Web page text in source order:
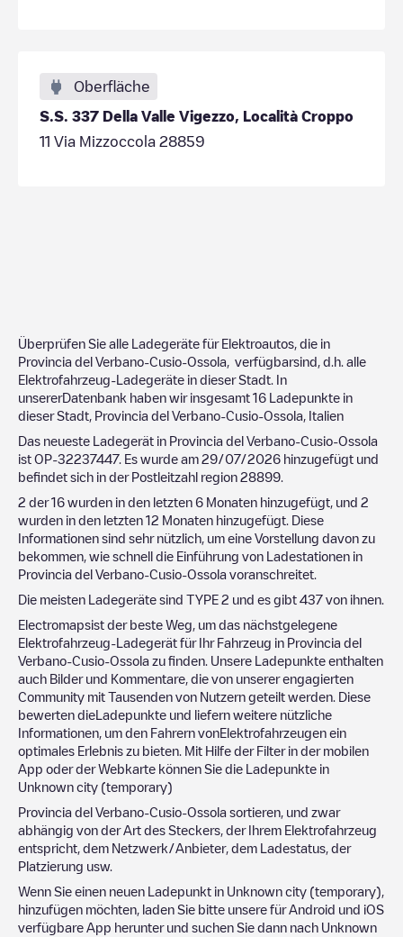
Oberfläche
S.S. 337 Della Valle Vigezzo, Località Croppo
11 Via Mizzoccola 28859
Überprüfen Sie alle Ladegeräte für Elektroautos, die in
Provincia del Verbano-Cusio-Ossola , verfügbarsind, d.h. alle
Elektrofahrzeug-Ladegeräte in dieser Stadt. In
unsererDatenbank haben wir insgesamt 16 Ladepunkte in
dieser Stadt, Provincia del Verbano-Cusio-Ossola Italien
Das neueste Ladegerät in Provincia del Verbano-Cusio-Ossola
ist OP-32237447. Es wurde am 29/07/2026 hinzugefügt und
befindet sich in der Postleitzahl region 28899
2 der16 wurden in den letzten 6 Monaten hinzugefügt, und 2
wurden in den letzten 12 Monaten hinzugefügt. Diese
Informationen sind sehr nützlich, um eine Vorstellung davon zu
bekommen, wie schnell die Einführung von Ladestationen in
Provincia del Verbano-Cusio-Ossola voranschreitet.
Die meisten Ladegeräte sind TYPE 2 und es gibt 437 von ihnen.
Electromapsist der beste Weg, um das nächstgelegene
Elektrofahrzeug-Ladegerät für Ihr Fahrzeug in Provincia del
Verbano-Cusio-Ossola zu finden. Unsere Ladepunkte enthalten
auch Bilder und Kommentare, die von unserer engagierten
Community mit Tausenden von Nutzern geteilt werden. Diese
bewerten dieLadepunkte und liefern weitere nützliche
Informationen, um den Fahrern vonElektrofahrzeugen ein
optimales Erlebnis zu bieten. Mit Hilfe der Filter in der mobilen
App oder der Webkarte können Sie die Ladepunkte in
Unknown city (temporary)
Provincia del Verbano-Cusio-Ossola sortieren, und zwar
abhängig von der Art des Steckers, der Ihrem Elektrofahrzeug
entspricht, dem Netzwerk/Anbieter, dem Ladestatus, der
Platzierung usw.
Wenn Sie einen neuen Ladepunkt in Unknown city (temporary)
hinzufügen möchten, laden Sie bitte unsere für Android und iOS
verfügbare App herunter und suchen Sie dann nach Unknown